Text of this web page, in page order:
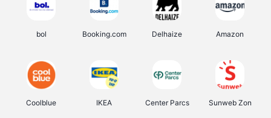
bol Booking.com Delhaize Amazon
Coolblue IKEA Center Parcs Sunweb Zon